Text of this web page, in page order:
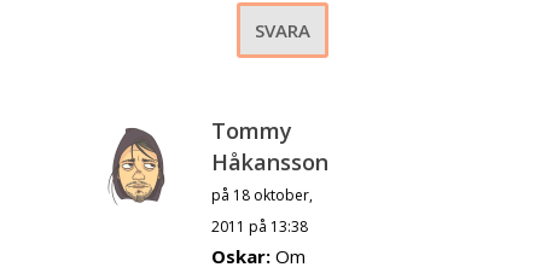
SVARA
Tommy
Håkansson
på 18 oktober,
2011 på 13:38
Oskar: Om